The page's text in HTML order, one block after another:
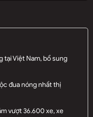
tại Việt Nam, bổ sung
đua nóng nhất thị
vượt 36.600 xe, xe